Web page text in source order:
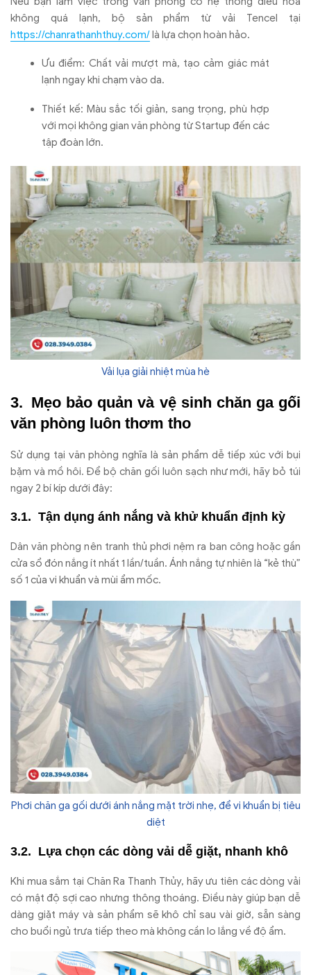
không quá lạnh, bộ sản phẩm từ vải Tencel tại
https://chanrathanhthuy.com/là lựa chọn hoàn hảo.
Ưu điểm: Chất vải mượt mà, tạo cảm giác mát
lạnh ngay khi chạm vào da.
Thiết kế: Màu sắc tối giản, sang trọng, phù hợp
với mọi không gian văn phòng từ Startup đến các
tập đoàn lớn.
Vải lụa giải nhiệt mùa hè
Mẹo bảo quản và vệ sinh chăn ga gối
văn phòng luôn thơm tho
Sử dụng tại văn phòng nghĩa là sản phẩm dễ tiếp xúc với bụi
bặm và mồ hôi. Để bộ chăn gối luôn sạch như mới, hãy bỏ túi
ngay 2 bí kíp dưới đây:
Tận dụng ánh nắng và khử khuẩn định kỳ
Dân văn phòng nên tranh thủ phơi nệm ra ban công hoặc gần
cửa sổ đón nắng ít nhất 1 lần/tuần. Ánh nắng tự nhiên là “kẻ thù”
số 1 của vi khuẩn và mùi ẩm mốc.
Phơi chăn ga gối dưới ánh nắng mặt trời nhẹ, để vi khuẩn bị tiêu
diệt
Lựa chọn các dòng vải dễ giặt, nhanh khô
Khi mua sắm tại Chăn Ra Thanh Thủy, hãy ưu tiên các dòng vải
có mật độ sợi cao nhưng thông thoáng. Điều này giúp bạn dễ
dàng giặt máy và sản phẩm sẽ khô chỉ sau vài giờ, sẵn sàng
cho buổi ngủ trưa tiếp theo mà không cần lo lắng về độ ẩm.